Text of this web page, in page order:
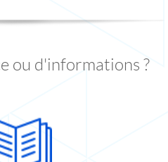
ou d'informations ?